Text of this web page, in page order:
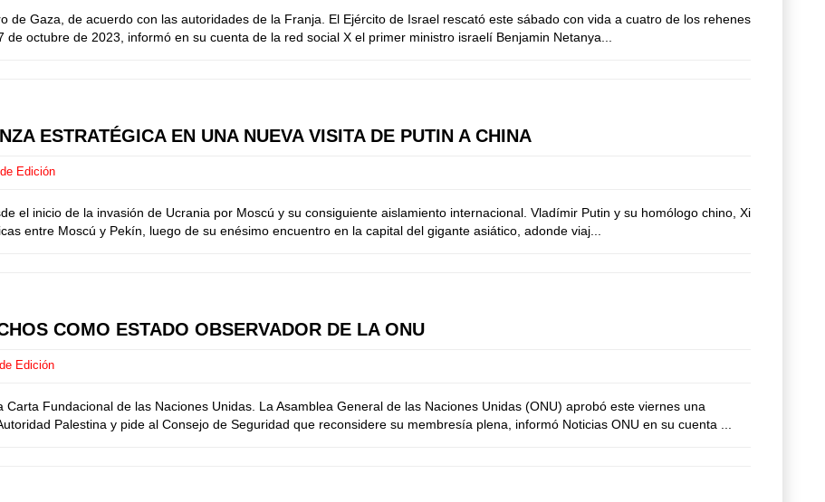
de Gaza, de acuerdo con las autoridades de la Franja. El Ejército de Israel rescató este sábado con vida a cuatro de los rehenes
octubre de 2023, informó en su cuenta de la red social X el primer ministro israelí Benjamin Netanya...
ESTRATÉGICA EN UNA NUEVA VISITA DE PUTIN A CHINA
Edición
el inicio de la invasión de Ucrania por Moscú y su consiguiente aislamiento internacional. Vladímir Putin y su homólogo chino, Xi
entre Moscú y Pekín, luego de su enésimo encuentro en la capital del gigante asiático, adonde viaj...
COMO ESTADO OBSERVADOR DE LA ONU
Edición
Fundacional de las Naciones Unidas. La Asamblea General de las Naciones Unidas (ONU) aprobó este viernes una
Palestina y pide al Consejo de Seguridad que reconsidere su membresía plena, informó Noticias ONU en su cuenta ...